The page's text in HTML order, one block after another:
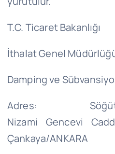
T.C. Ticaret Bakanlığı
İthalat Genel
Damping ve
Adres:
Nizami Gencevi
Çankaya/ANKARA